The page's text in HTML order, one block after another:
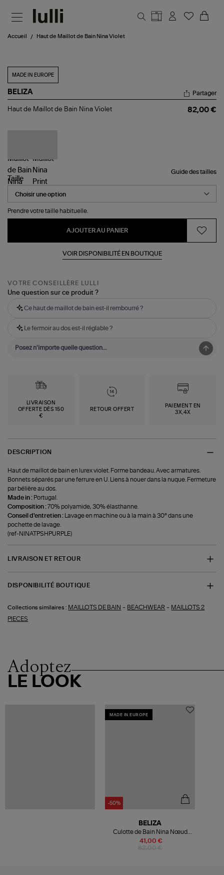
Accueil Haut de Maillot de Bain Nina Violet
MADE IN EUROPE
BELIZA
Haut
Partager
Haut de Maillot de Bain Nina Violet 82,00 €
Guide des tailles
Taille
Prendre votre taille habituelle.
AJOUTER AU PANIER
VOIR DISPONIBILITÉ EN BOUTIQUE
VOTRE CONSEILLÈRE LULLI
Une question sur ce produit ?
Ce haut de maillot de bain est-il rembourré ?
Le fermoir au dos est-il réglable ?
LIVRAISON
OFFERTE DÈS 150
€
RETOUR OFFERT
PAIEMENT EN
3X,4X
DESCRIPTION
Haut de maillot de bain en lurex violet. Forme bandeau. Avec armatures.
Bonnets séparés par une ferrure en U. Liens à nouer dans la nuque. Fermeture
par bélière au dos.
Made in : Portugal.
Composition : 70% polyamide, 30% élasthanne.
Conseil d'entretien :
Lavage en machine ou à la main à 30° dans une
pochette de lavage.
(ref-NINATPSHPURPLE)
LIVRAISON ET RETOUR
DISPONIBILITÉ BOUTIQUE
Collections similaires : MAILLOTS DE BAIN - BEACHWEAR - MAILLOTS 2
PIECES
Adoptez
LE LOOK
MADE IN EUROPE
-50%
41,00 €
BELIZA
Culotte de Bain Nina Nœud
Violet